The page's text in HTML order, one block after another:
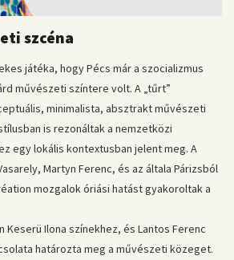
szcéna
játéka, hogy Pécs már a szocializmus
művészeti színtere volt. A „tűrt”
minimalista, absztrakt művészeti
is rezonáltak a nemzetközi
egy lokális kontextusban jelent meg. A
Martyn Ferenc, és az általa Párizsból
mozgalok óriási hatást gyakoroltak a
Ilona színekhez, és Lantos Ferenc
határozta meg a művészeti közeget.